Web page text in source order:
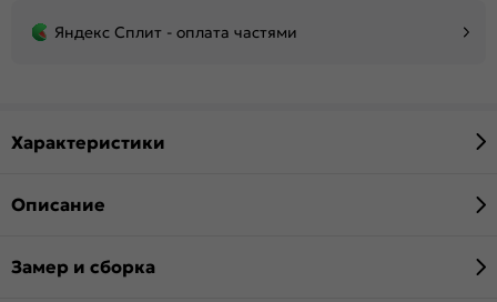
Яндекс Сплит - оплата частями
Характеристики
Описание
Замер и сборка